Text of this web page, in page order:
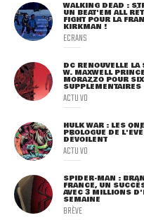
WALKING DEAD :
UN BEAT'EM ALL
FIGHT POUR LA
KIRKMAN !
ECRANS
DC RENOUVELLE
W. MAXWELL
MORAZZO POUR
SUPPLÉMENTAIRES
ACTU VO
HULK WAR : LES
PROLOGUE DE
DÉVOILENT
ACTU VO
SPIDER-MAN :
FRANCE, UN
AVEC 3 MILLIONS
SEMAINE
BRÈVE